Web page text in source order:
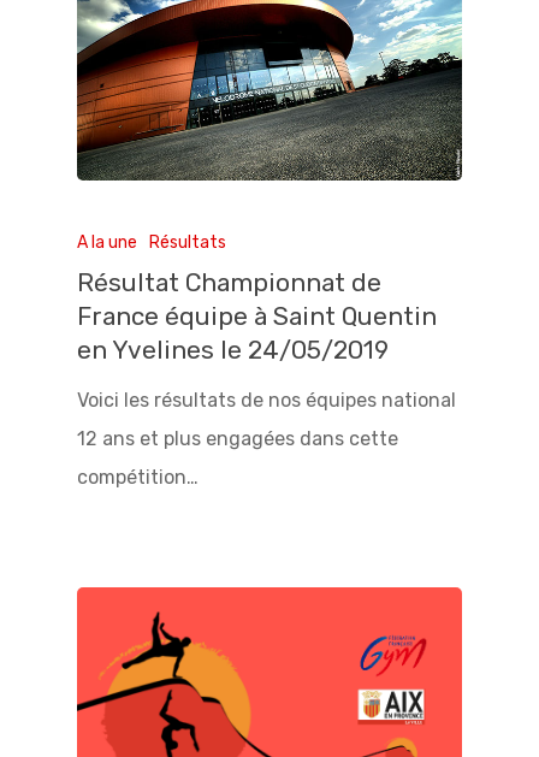
A la une Résultats
Résultat Championnat de
France équipe à Saint Quentin
en Yvelines le 24/05/2019
Voici les résultats de nos équipes national
12 ans et plus engagées dans cette
compétition…